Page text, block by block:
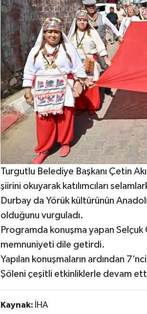
Turgutlu Belediye Başkanı Çetin
şiirini okuyarak katılımcıları
Durbay da Yörük kültürünün
olduğunu vurguladı.
Programda konuşma yapan
memnuniyeti dile getirdi.
Yapılan konuşmaların ardından
Şöleni çeşitli etkinliklerle devam
Kaynak: İHA